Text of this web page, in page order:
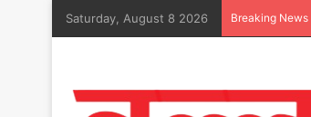
Saturday, August 8 2026 Breaking News